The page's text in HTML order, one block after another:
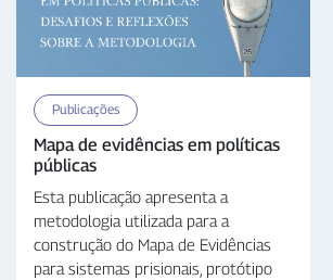
Publicações
Mapa de evidências em políticas
públicas
Esta publicação apresenta a
metodologia utilizada para a
construção do Mapa de Evidências
para sistemas prisionais, protótipo